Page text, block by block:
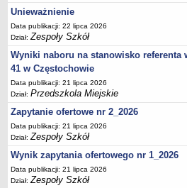
Unieważnienie
Data publikacji: 22 lipca 2026
Dział:Zespoły Szkół
Wyniki naboru na stanowisko
41 w Częstochowie
Data publikacji: 21 lipca 2026
Dział:Przedszkola Miejskie
Zapytanie ofertowe nr 2_2026
Data publikacji: 21 lipca 2026
Dział:Zespoły Szkół
Wynik zapytania ofertowego nr 1_2026
Data publikacji: 21 lipca 2026
Dział:Zespoły Szkół